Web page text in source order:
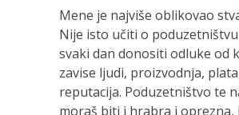
Mene je najviše oblikovao
Nije isto učiti o
svaki dan donositi odluke od
zavise ljudi, proizvodnja,
reputacija. Poduzetništvo te
moraš biti i hrabra i oprezna, i